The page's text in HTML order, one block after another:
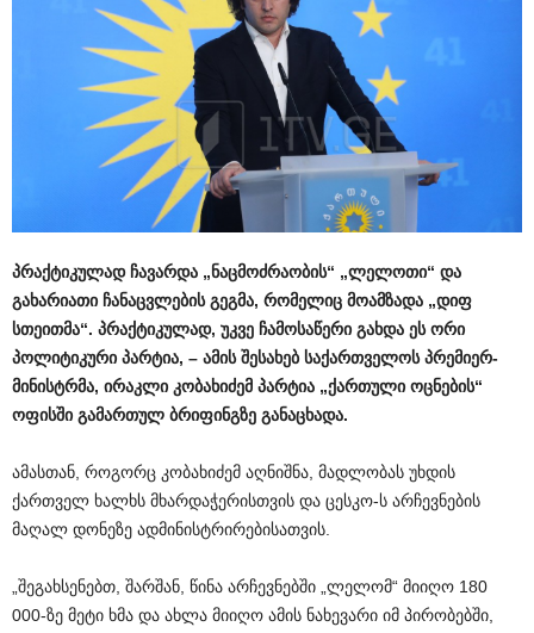
პრაქტიკულად ჩავარდა „ნაცმოძრაობის“ „ლელოთი“ და
გახარიათი ჩანაცვლების გეგმა, რომელიც მოამზადა „დიფ
სთეითმა“. პრაქტიკულად, უკვე ჩამოსაწერი გახდა ეს ორი
პოლიტიკური პარტია, – ამის შესახებ საქართველოს პრემიერ-
მინისტრმა, ირაკლი კობახიძემ პარტია „ქართული ოცნების“
ოფისში გამართულ ბრიფინგზე განაცხადა.
ამასთან, როგორც კობახიძემ აღნიშნა, მადლობას უხდის
ქართველ ხალხს მხარდაჭერისთვის და ცესკო-ს არჩევნების
მაღალ დონეზე ადმინისტრირებისათვის.
„შეგახსენებთ, შარშან, წინა არჩევნებში „ლელომ“ მიიღო 180
000-ზე მეტი ხმა და ახლა მიიღო ამის ნახევარი იმ პირობებში,